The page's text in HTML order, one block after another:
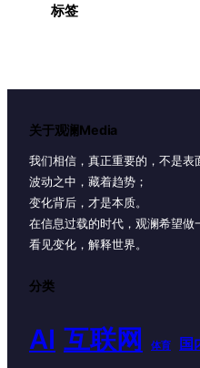
标签
关于观澜Media
我们相信，真正重要的，不是表
波动之中，藏着趋势；
变化背后，才是本质。
在信息过载的时代，观澜希望做
看见变化，解释世界。
分类
AI 互联网 体育 国